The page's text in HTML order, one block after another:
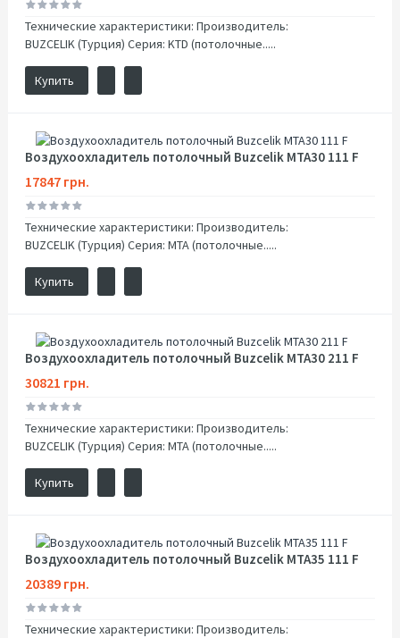
Технические характеристики: Производитель:
BUZCELIK (Турция) Серия: KTD (потолочные.....
Купить
Воздухоохладитель потолочный Buzcelik MTA30 111 F
17847 грн.
Технические характеристики: Производитель:
BUZCELIK (Турция) Серия: MTA (потолочные.....
Купить
Воздухоохладитель потолочный Buzcelik MTA30 211 F
30821 грн.
Технические характеристики: Производитель:
BUZCELIK (Турция) Серия: MTA (потолочные.....
Купить
Воздухоохладитель потолочный Buzcelik MTA35 111 F
20389 грн.
Технические характеристики: Производитель: